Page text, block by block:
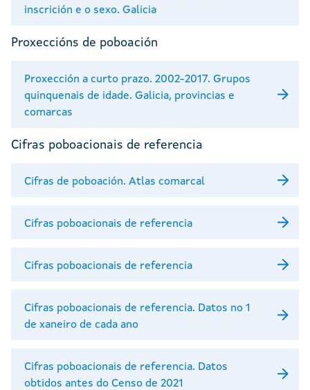
inscrición e o sexo. Galicia
Proxeccións de poboación
Proxección a curto prazo. 2002-2017. Grupos
quinquenais de idade. Galicia, provincias e
comarcas
Cifras poboacionais de referencia
Cifras de poboación. Atlas comarcal
Cifras poboacionais de referencia
Cifras poboacionais de referencia
Cifras poboacionais de referencia. Datos no 1
de xaneiro de cada ano
Cifras poboacionais de referencia. Datos
obtidos antes do Censo de 2021